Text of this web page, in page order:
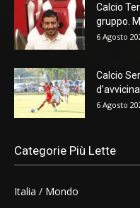
Calcio
gruppo.
6 Agosto
Calcio
6 Agosto
Categorie Più Lette
Italia / Mondo